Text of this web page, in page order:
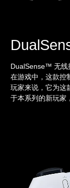
DualSense™ 无线
在游戏中，这款控
玩家来说，它为这
于本系列的新玩家